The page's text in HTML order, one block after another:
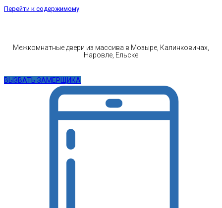
Перейти к содержимому
Межкомнатные двери из массива в Мозыре, Калинковичах,
Наровле, Ельске
ВЫЗВАТЬ ЗАМЕРЩИКА